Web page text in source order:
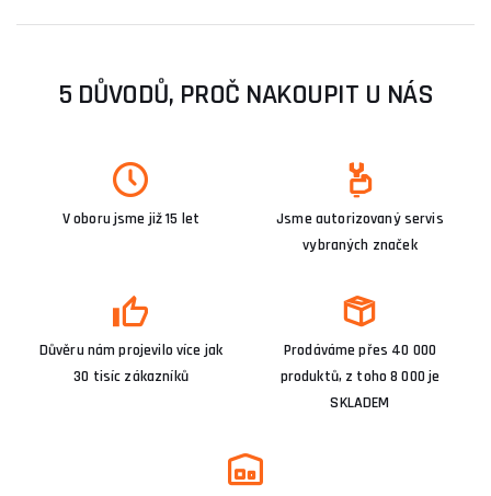
5 DŮVODŮ, PROČ NAKOUPIT U NÁS
V oboru jsme již 15 let
Jsme autorizovaný servis
vybraných značek
Důvěru nám projevilo více jak
30 tisíc zákazníků
Prodáváme přes 40 000
produktů, z toho 8 000 je
SKLADEM